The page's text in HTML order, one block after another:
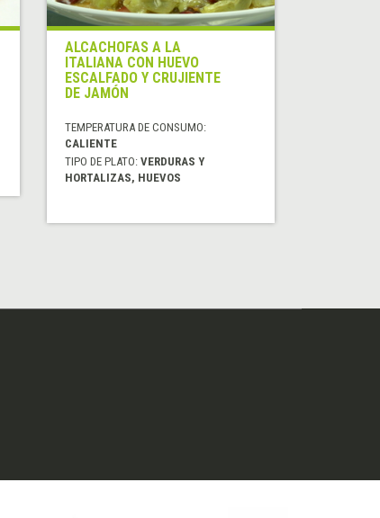
ALCACHOFAS A LA
ITALIANA CON HUEVO
ESCALFADO Y CRUJIENTE
DE JAMÓN
TEMPERATURA DE CONSUMO:
CALIENTE
TIPO DE PLATO:VERDURAS Y
HORTALIZAS, HUEVOS